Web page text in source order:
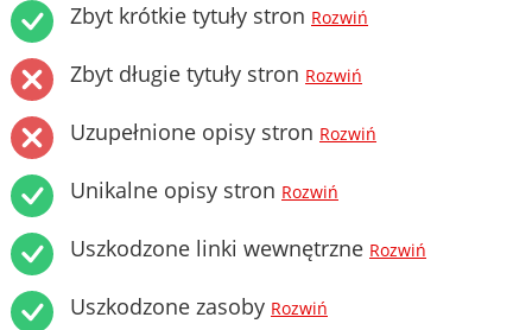
Zbyt krótkie tytuły stron Rozwiń
Zbyt długie tytuły stron Rozwiń
Uzupełnione opisy stron Rozwiń
Unikalne opisy stron Rozwiń
Uszkodzone linki wewnętrzne Rozwiń
Uszkodzone zasoby Rozwiń